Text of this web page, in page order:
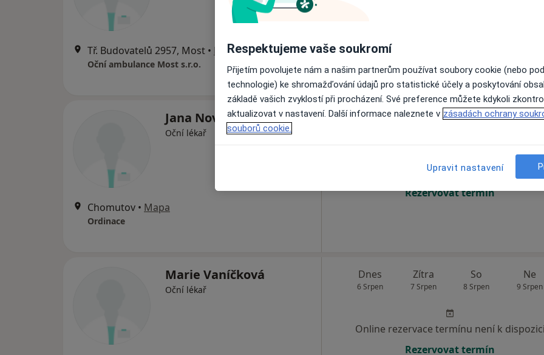
Tř. Budovatelů 2957, Most • Mapa
Oční ambulance Most s.r.o.
Jana Novotná
Oční lékař
Chomutov • Mapa
Ordinace
Dnes Zítra So Ne
Online rezervace termínu není k dispozici
Rezervovat termín
Marie Vaníčková
Oční lékař
Dnes
6 Srpen
Zítra
7 Srpen
So
8 Srpen
Ne
9 Srpen
Online rezervace termínu není k dispozici
Rezervovat termín
Respektujeme vaše soukromí
Přijetím povolujete nám a našim partnerům používat soubory cookie (nebo
technologie) ke shromažďování údajů pro statistické účely a poskytování
základě vašich zvyklostí při procházení. Své preference můžete kdykoli
aktualizovat v nastavení. Další informace naleznete v zásadách ochrany
souborů cookie.
Upravit nastavení